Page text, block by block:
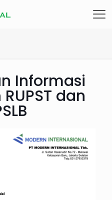
Informasi
dan